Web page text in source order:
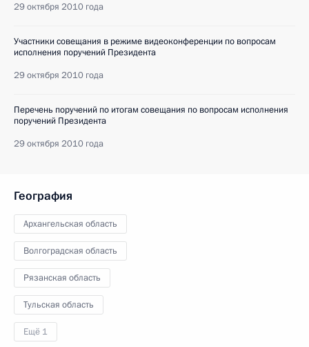
29 октября 2010 года
Участники совещания в режиме видеоконференции по вопросам
исполнения поручений Президента
29 октября 2010 года
Перечень поручений по итогам совещания по вопросам исполнения
поручений Президента
29 октября 2010 года
География
Архангельская область
Волгоградская область
Рязанская область
Тульская область
Ещё 1